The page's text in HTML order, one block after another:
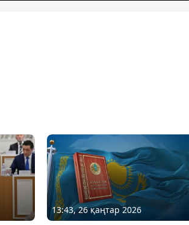
13:43, 26 қаңтар 2026